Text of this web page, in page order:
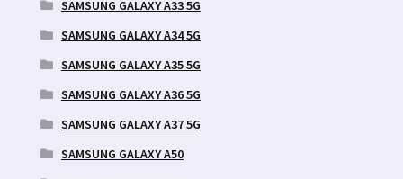
SAMSUNG GALAXY A33 5G
SAMSUNG GALAXY A34 5G
SAMSUNG GALAXY A35 5G
SAMSUNG GALAXY A36 5G
SAMSUNG GALAXY A37 5G
SAMSUNG GALAXY A50